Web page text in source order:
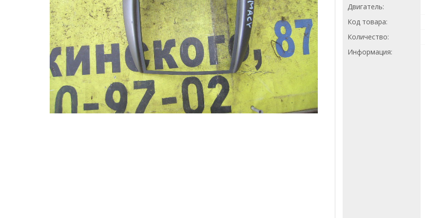
Двигатель:
Код товара:
Количество:
Информация: